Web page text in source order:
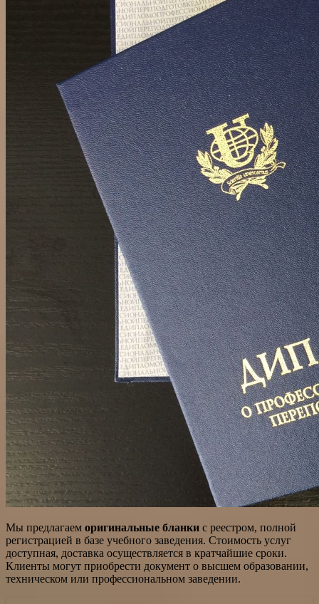
Мы предлагаем оригинальные бланки с реестром, полной
регистрацией в базе учебного заведения. Стоимость услуг
доступная, доставка осуществляется в кратчайшие сроки.
Клиенты могут приобрести документ о высшем образовании,
техническом или профессиональном заведении.